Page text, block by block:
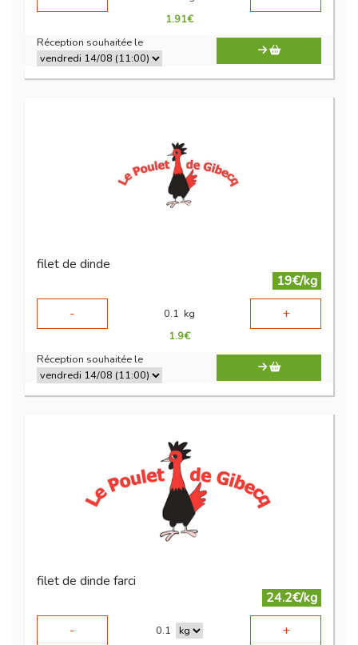
1.91€
Réception souhaitée le
filet de dinde
19€/kg
-
0.1 kg +
1.9€
Réception souhaitée le
filet de dinde farci
24.2€/kg
-
0.1 +